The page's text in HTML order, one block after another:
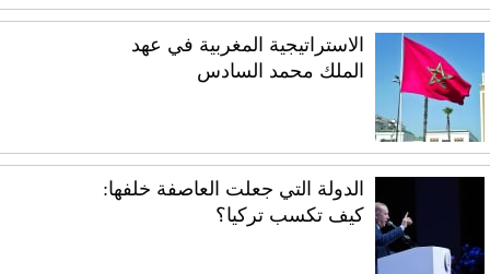
الاستراتيجية المغربية في عهد
الملك محمد السادس
الدولة التي جعلت العاصفة خلفها:
كيف تكسب تركيا؟